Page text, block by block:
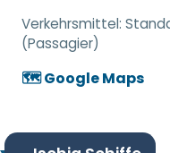
Verkehrsmittel:
(Passagier)
🗺️ Google Maps